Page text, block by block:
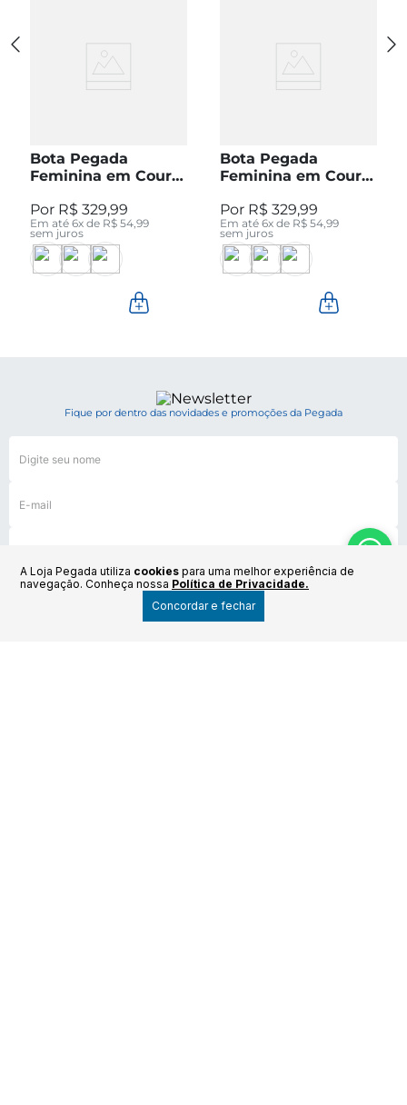
A Loja Pegada utiliza cookies para uma melhor experiência de
navegação. Conheça nossa Política de Privacidade.
Concordar e fechar
469.99
9x de R$ 52.22
Bota Pegada
Feminina em Couro
280512-04
R$ 329,99
Em até 6x de R$ 54,99
sem juros
Bota Pegada
Feminina em Couro
280512-05
R$ 329,99
Em até 6x de R$ 54,99
sem juros
Fique por dentro das novidades e promoções da Pegada